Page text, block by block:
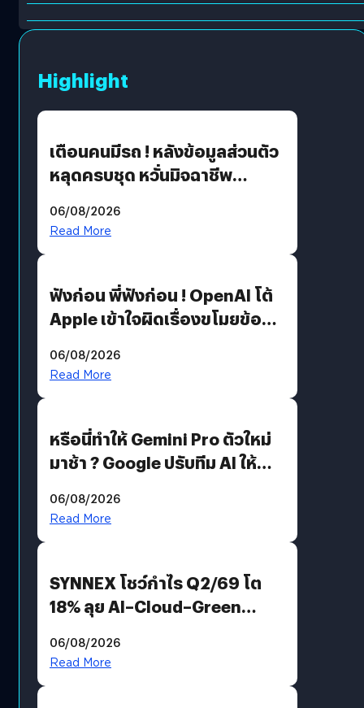
Highlight
เตือนคนมีรถ ! หลังข้อมูลส่วนตัว
หลุดครบชุด หวั่นมิจฉาชีพ
รหัสผ่านหลุด ไม่ใช่แฮกเกอร์
06/08/2026
Read More
ฟังก่อน พี่ฟังก่อน ! OpenAI โต้
Apple เข้าใจผิดเรื่องขโมยข้อมูล
06/08/2026
Read More
หรือนี่ทำให้ Gemini Pro ตัวใหม่
มาช้า ? Google ปรับทีม AI ให้
AGI
06/08/2026
Read More
SYNNEX โชว์กำไร Q2/69 โต
18% ลุย AI–Cloud–Green
Revenue เร่งเครื่อง New
06/08/2026
Read More